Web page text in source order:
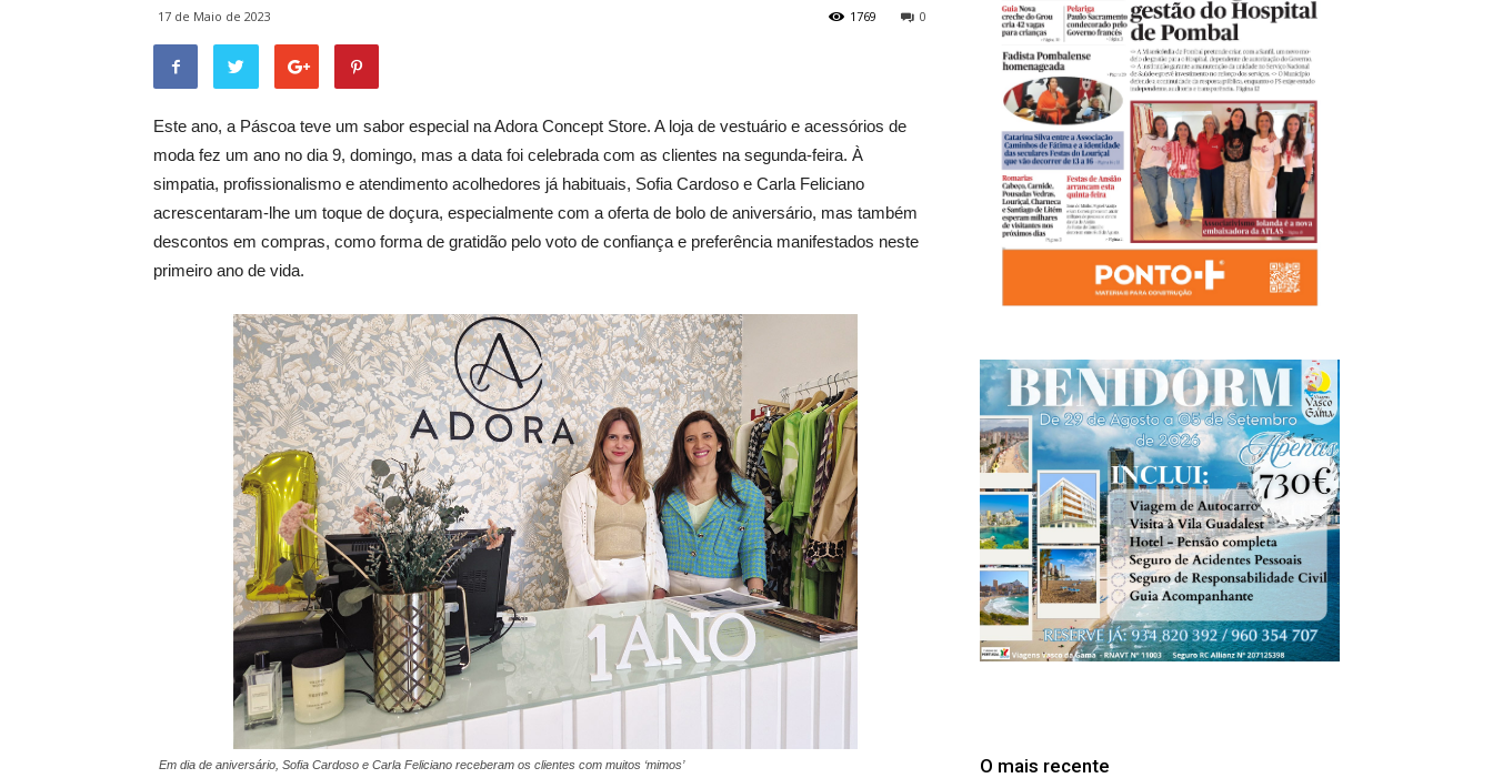
17 de Maio de 2023 0
1769
Este ano, a Páscoa teve um sabor especial na Adora Concept Store. A loja de vestuário e acessórios de
moda fez um ano no dia 9, domingo, mas a data foi celebrada com as clientes na segunda-feira. À
simpatia, profissionalismo e atendimento acolhedores já habituais, Sofia Cardoso e Carla Feliciano
acrescentaram-lhe um toque de doçura, especialmente com a oferta de bolo de aniversário, mas também
descontos em compras, como forma de gratidão pelo voto de confiança e preferência manifestados neste
primeiro ano de vida.
Em dia de aniversário, Sofia Cardoso e Carla Feliciano receberam os clientes com muitos ‘mimos’ O mais recente